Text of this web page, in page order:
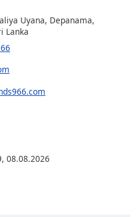
Uyana, Depanama,
Lanka
, 08.08.2026